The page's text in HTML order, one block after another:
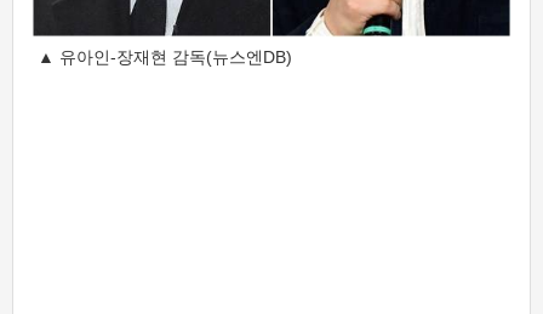
▲ 유아인-장재현 감독(뉴스엔DB)